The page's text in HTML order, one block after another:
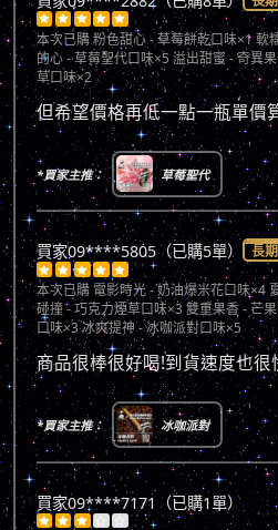
    
本次已購粉色甜心 - 草莓餅乾口味×1 軟
的心 - 草莓聖代口味×5 溢出甜蜜 - 奇異
草口味×2
但希望價格再低一點一瓶單價
*買家主推： 草莓聖代
買家09****5805（已購5單） 長
    
本次已購 電影時光 - 奶油爆米花口味×4
碰撞 - 巧克力煙草口味×3 雙重果香 - 芒
口味×3 冰爽提神 - 冰咖派對口味×5
商品很棒很好喝!到貨速度也很
*買家主推： 冰咖派對
買家09****7171（已購1單）
    